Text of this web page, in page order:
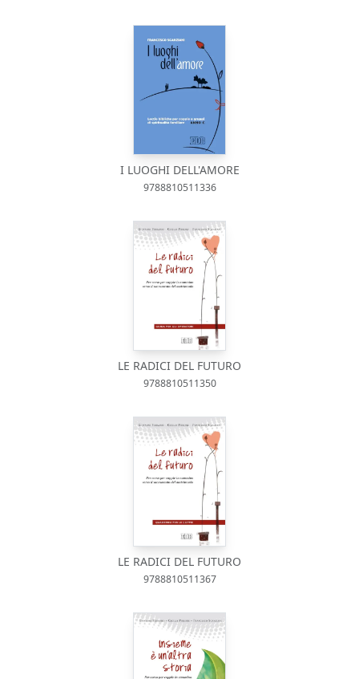
I LUOGHI DELL'AMORE
9788810511336
LE RADICI DEL FUTURO
9788810511350
LE RADICI DEL FUTURO
9788810511367